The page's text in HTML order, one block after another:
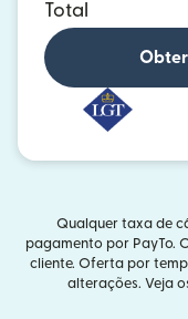
Total
Qualquer taxa de
pagamento por PayTo.
cliente. Oferta por
alterações. Veja